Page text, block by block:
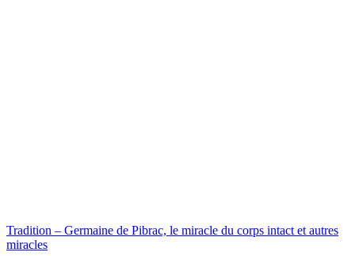
Tradition – Germaine de Pibrac, le miracle du corps intact et autres
miracles